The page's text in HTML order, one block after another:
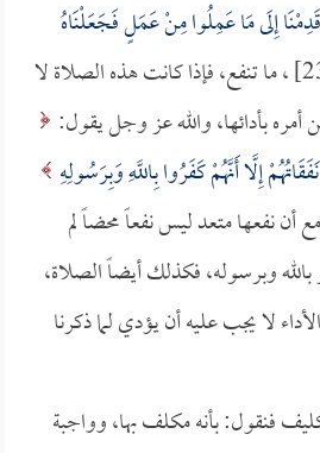
إِلَى مَا عَمِلُوا مِنْ عَمَلٍ فَجَعَلْنَاهُ
[الفرقان:23] ، ما تنفع، فإذا كانت هذه الصلاة لا
أمره بأدائها، والله عز وجل يقول:
إِلَّا أَنَّهُمْ كَفَرُوا بِاللَّهِ وَبِرَسُولِهِ
مع أن نفعها متعد ليس نفعاً محضاً لم
وبرسوله، فكذلك أيضاً الصلاة،
لا يجب عليه أن يؤدي لما ذكرنا
فنقول: بأنه مكلف بها، وواجبة